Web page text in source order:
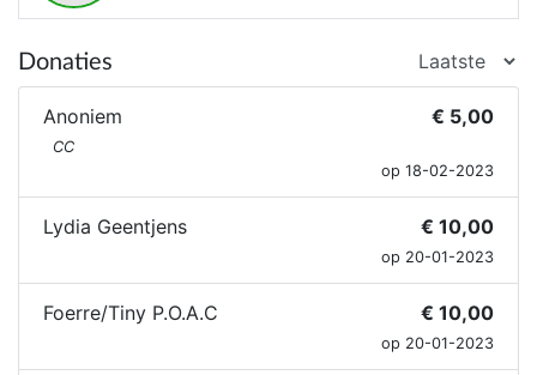
Donaties
Anoniem € 5,00
CC
op 18-02-2023
Lydia Geentjens € 10,00
op 20-01-2023
Foerre/Tiny P.O.A.C € 10,00
op 20-01-2023